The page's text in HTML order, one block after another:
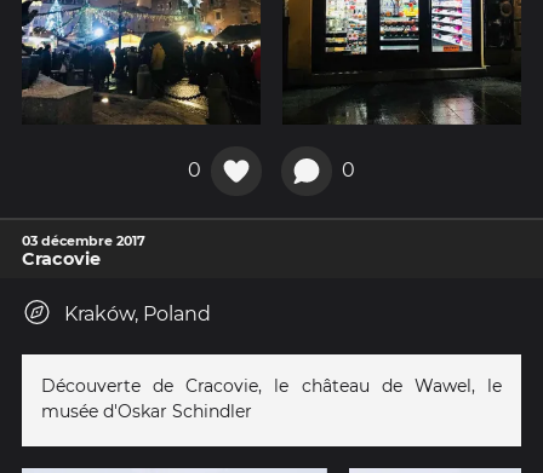
0 0
03 décembre 2017
Cracovie
Kraków, Poland
Découverte de Cracovie, le château de Wawel, le
musée d'Oskar Schindler